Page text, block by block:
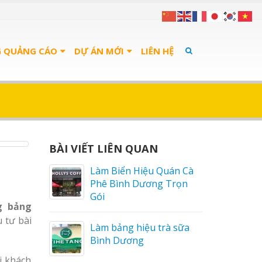
QUẢNG CÁO DỰ ÁN MỚI LIÊN HỆ
bảng
tư bài
BÀI VIẾT LIÊN QUAN
Bảng Hiệu Salon Tóc
Vinh Thu Hút Mọi Ánh
Nhìn
Bảng Hiệu Nhà Hàng
Nghệ An Độc Đáo